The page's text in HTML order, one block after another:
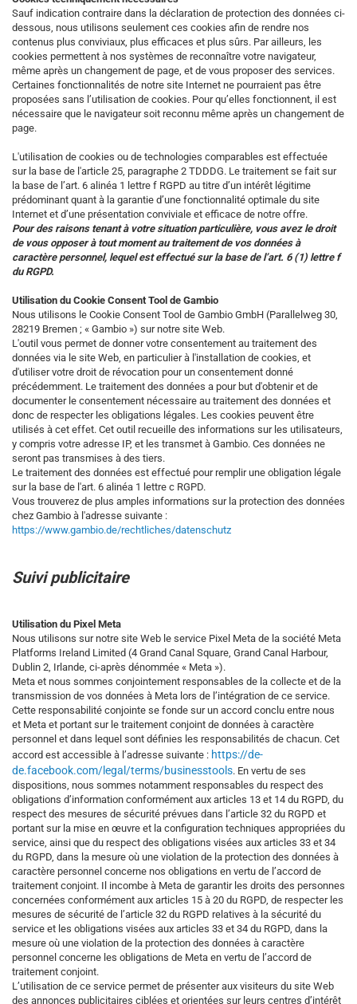
Sauf indication contraire dans la déclaration de protection des données ci-
dessous, nous utilisons seulement ces cookies afin de rendre nos
contenus plus conviviaux, plus efficaces et plus sûrs. Par ailleurs, les
cookies permettent à nos systèmes de reconnaître votre navigateur,
même après un changement de page, et de vous proposer des services.
Certaines fonctionnalités de notre site Internet ne pourraient pas être
proposées sans l’utilisation de cookies. Pour qu’elles fonctionnent, il est
nécessaire que le navigateur soit reconnu même après un changement de
page.
L'utilisation de cookies ou de technologies comparables est effectuée
sur la base de l'article 25, paragraphe 2 TDDDG. Le traitement se fait sur
la base de l’art. 6 alinéa 1 lettre f RGPD au titre d’un intérêt légitime
prédominant quant à la garantie d’une fonctionnalité optimale du site
Internet et d’une présentation conviviale et efficace de notre offre.
Pour des raisons tenant à votre situation particulière, vous avez le droit
de vous opposer à tout moment au traitement de vos données à
caractère personnel, lequel est effectué sur la base de l’art. 6 (1) lettre f
du RGPD.
Utilisation du Cookie Consent Tool de Gambio
Nous utilisons le Cookie Consent Tool de Gambio GmbH (Parallelweg 30,
28219 Bremen ; « Gambio ») sur notre site Web.
L'outil vous permet de donner votre consentement au traitement des
données via le site Web, en particulier à l'installation de cookies, et
d'utiliser votre droit de révocation pour un consentement donné
précédemment. Le traitement des données a pour but d'obtenir et de
documenter le consentement nécessaire au traitement des données et
donc de respecter les obligations légales. Les cookies peuvent être
utilisés à cet effet. Cet outil recueille des informations sur les utilisateurs,
y compris votre adresse IP, et les transmet à Gambio. Ces données ne
seront pas transmises à des tiers.
Le traitement des données est effectué pour remplir une obligation légale
sur la base de l'art. 6 alinéa 1 lettre c RGPD.
Vous trouverez de plus amples informations sur la protection des données
chez Gambio à l'adresse suivante :
https://www.gambio.de/rechtliches/datenschutz
Suivi publicitaire
Utilisation du Pixel Meta
Nous utilisons sur notre site Web le service Pixel Meta de la société Meta
Platforms Ireland Limited (4 Grand Canal Square, Grand Canal Harbour,
Dublin 2, Irlande, ci-après dénommée « Meta »).
Meta et nous sommes conjointement responsables de la collecte et de la
transmission de vos données à Meta lors de l’intégration de ce service.
Cette responsabilité conjointe se fonde sur un accord conclu entre nous
et Meta et portant sur le traitement conjoint de données à caractère
personnel et dans lequel sont définies les responsabilités de chacun. Cet
accord est accessible à l’adresse suivante : https://de-
de.facebook.com/legal/terms/businesstools. En vertu de ses
dispositions, nous sommes notamment responsables du respect des
obligations d’information conformément aux articles 13 et 14 du RGPD, du
respect des mesures de sécurité prévues dans l’article 32 du RGPD et
portant sur la mise en œuvre et la configuration techniques appropriées du
service, ainsi que du respect des obligations visées aux articles 33 et 34
du RGPD, dans la mesure où une violation de la protection des données à
caractère personnel concerne nos obligations en vertu de l’accord de
traitement conjoint. Il incombe à Meta de garantir les droits des personnes
concernées conformément aux articles 15 à 20 du RGPD, de respecter les
mesures de sécurité de l’article 32 du RGPD relatives à la sécurité du
service et les obligations visées aux articles 33 et 34 du RGPD, dans la
mesure où une violation de la protection des données à caractère
personnel concerne les obligations de Meta en vertu de l’accord de
traitement conjoint.
L’utilisation de ce service permet de présenter aux visiteurs du site Web
des annonces publicitaires ciblées et orientées sur leurs centres d’intérêt